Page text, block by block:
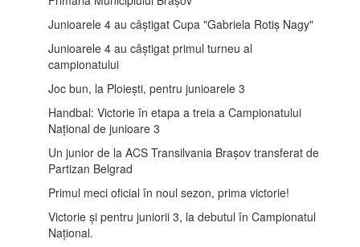
Junioarele 4 au câștigat Cupa "Gabriela Rotiș Nagy"
Junioarele 4 au câștigat primul turneu al
campionatului
Joc bun, la Ploiești, pentru junioarele 3
Handbal: Victorie în etapa a treia a Campionatului
Național de junioare 3
Un junior de la ACS Transilvania Brașov transferat de
Partizan Belgrad
Primul meci oficial în noul sezon, prima victorie!
Victorie și pentru juniorii 3, la debutul în Campionatul
Național.